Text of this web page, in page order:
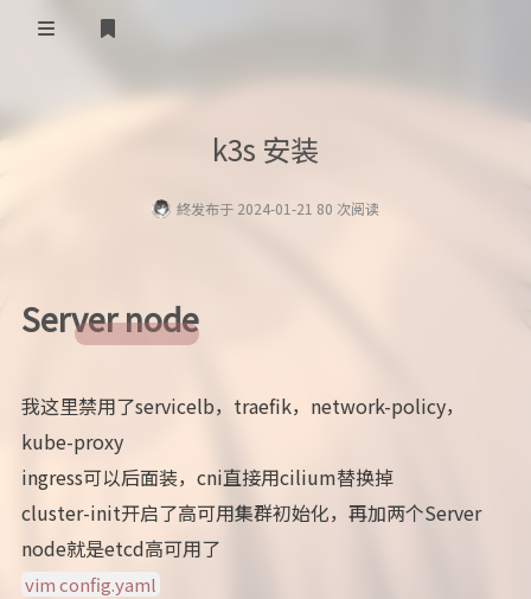
批哩收藏
批哩追番
misskey
k3s 安装
終发布于 2024-01-21 80 次阅读
Server node
我这里禁用了servicelb，traefik，network-policy，
kube-proxy
ingress可以后面装，cni直接用cilium替换掉
cluster-init开启了高可用集群初始化，再加两个Server
node就是etcd高可用了
vim config.yaml